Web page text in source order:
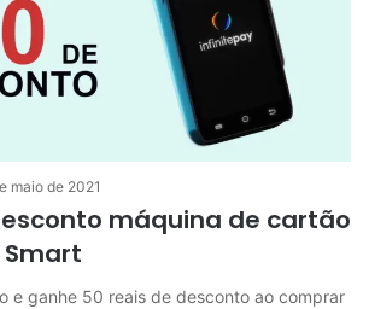
maio de 2021
máquina de cartão
e ganhe 50 reais de desconto ao comprar